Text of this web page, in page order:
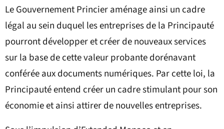
Le Gouvernement Princier aménage ainsi un cadre
légal au sein duquel les entreprises de la Principauté
pourront développer et créer de nouveaux services
sur la base de cette valeur probante dorénavant
conférée aux documents numériques. Par cette loi, la
Principauté entend créer un cadre stimulant pour son
économie et ainsi attirer de nouvelles entreprises.